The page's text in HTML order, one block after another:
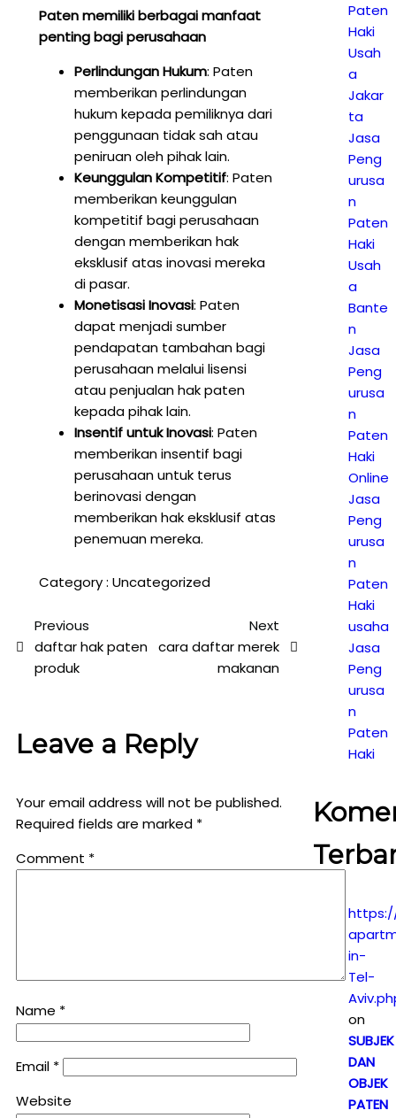
Paten memiliki berbagai manfaat
penting bagi perusahaan
Perlindungan Hukum: Paten
memberikan perlindungan
hukum kepada pemiliknya dari
penggunaan tidak sah atau
peniruan oleh pihak lain.
Keunggulan Kompetitif: Paten
memberikan keunggulan
kompetitif bagi perusahaan
dengan memberikan hak
eksklusif atas inovasi mereka
di pasar.
Monetisasi Inovasi: Paten
dapat menjadi sumber
pendapatan tambahan bagi
perusahaan melalui lisensi
atau penjualan hak paten
kepada pihak lain.
Insentif untuk Inovasi: Paten
memberikan insentif bagi
perusahaan untuk terus
berinovasi dengan
memberikan hak eksklusif atas
penemuan mereka.
Category : Uncategorized
Previous
daftar hak paten
produk
Next
cara daftar merek
makanan
Leave a Reply
Your email address will not be published.
Required fields are marked *
Comment *
Name *
Email *
Website
Paten
Haki
Usah
a
Jakar
ta
Jasa
Peng
urusa
n
Paten
Haki
Usah
a
Bante
n
Jasa
Peng
urusa
n
Paten
Haki
Online
Jasa
Peng
urusa
n
Paten
Haki
usaha
Jasa
Peng
urusa
n
Paten
Haki
in-
Tel-
on
SUBJEK
DAN
OBJEK
PATEN